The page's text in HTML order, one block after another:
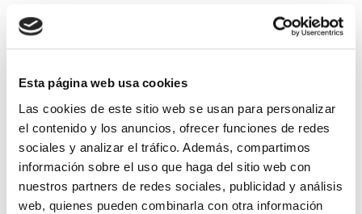
Esta página web usa cookies
Las cookies de este sitio web se usan para personalizar
el contenido y los anuncios, ofrecer funciones de redes
sociales y analizar el tráfico. Además, compartimos
información sobre el uso que haga del sitio web con
nuestros partners de redes sociales, publicidad y análisis
web, quienes pueden combinarla con otra información
k
Administración y Finanzas
Calidad
Compras
IT
Logí­stica
Managed Services